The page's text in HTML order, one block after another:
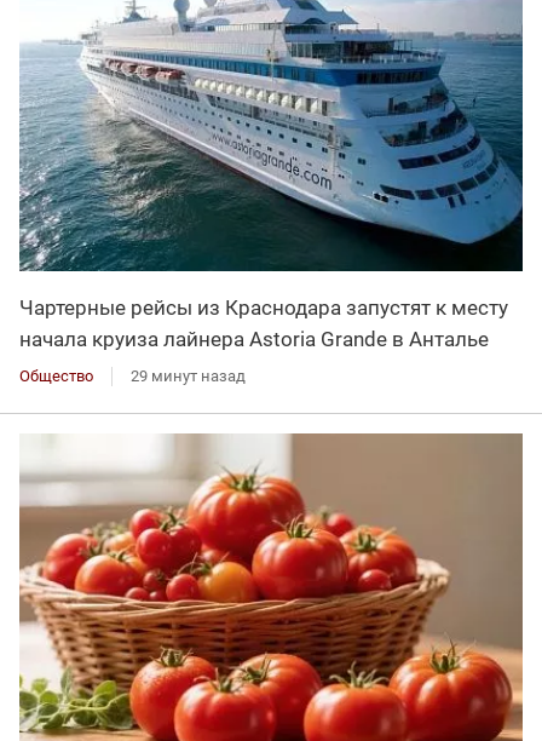
Чартерные рейсы из Краснодара запустят к месту
начала круиза лайнера Astoria Grande в Анталье
Общество 29 минут назад